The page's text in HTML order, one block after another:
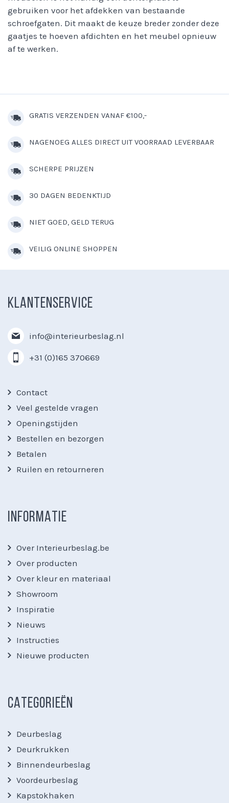
gebruiken voor het afdekken van bestaande
schroefgaten. Dit maakt de keuze breder zonder deze
gaatjes te hoeven afdichten en het meubel opnieuw
af te werken.
GRATIS VERZENDEN VANAF €100,-
NAGENOEG ALLES DIRECT UIT VOORRAAD LEVERBAAR
SCHERPE PRIJZEN
30 DAGEN BEDENKTIJD
NIET GOED, GELD TERUG
VEILIG ONLINE SHOPPEN
KLANTENSERVICE
info@interieurbeslag.nl
+31 (0)165 370669
Contact
Veel gestelde vragen
Openingstijden
Bestellen en bezorgen
Betalen
Ruilen en retourneren
INFORMATIE
Over Interieurbeslag.be
Over producten
Over kleur en materiaal
Showroom
Inspiratie
Nieuws
Instructies
Nieuwe producten
CATEGORIEËN
Deurbeslag
Deurkrukken
Binnendeurbeslag
Voordeurbeslag
Kapstokhaken